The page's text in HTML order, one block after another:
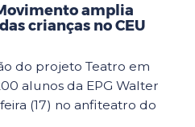
amplia
crianças no CEU
do projeto Teatro em
alunos da EPG Walter
(17) no anfiteatro do